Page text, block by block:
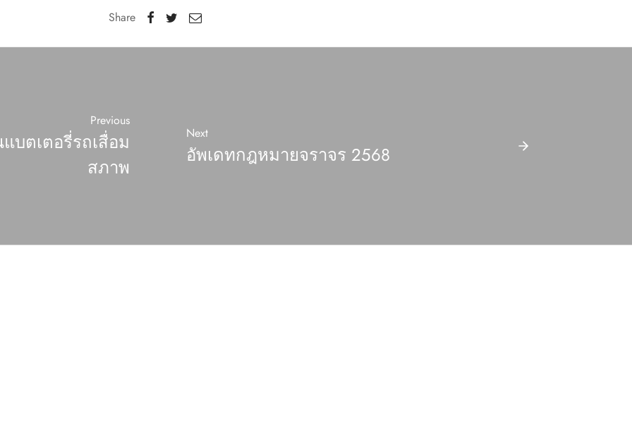
Share
Previous
ตเตอรี่รถเสื่อม
สภาพ
Next
อัพเดทกฎหมายจราจร 2568